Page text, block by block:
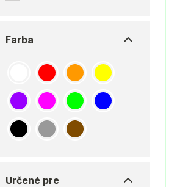
Farba
Určené pre